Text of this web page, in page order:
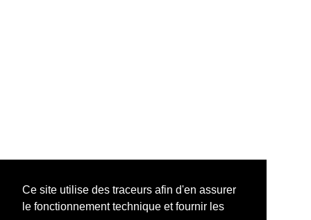
Ce site utilise des traceurs afin d'en assurer
le fonctionnement technique et fournir les